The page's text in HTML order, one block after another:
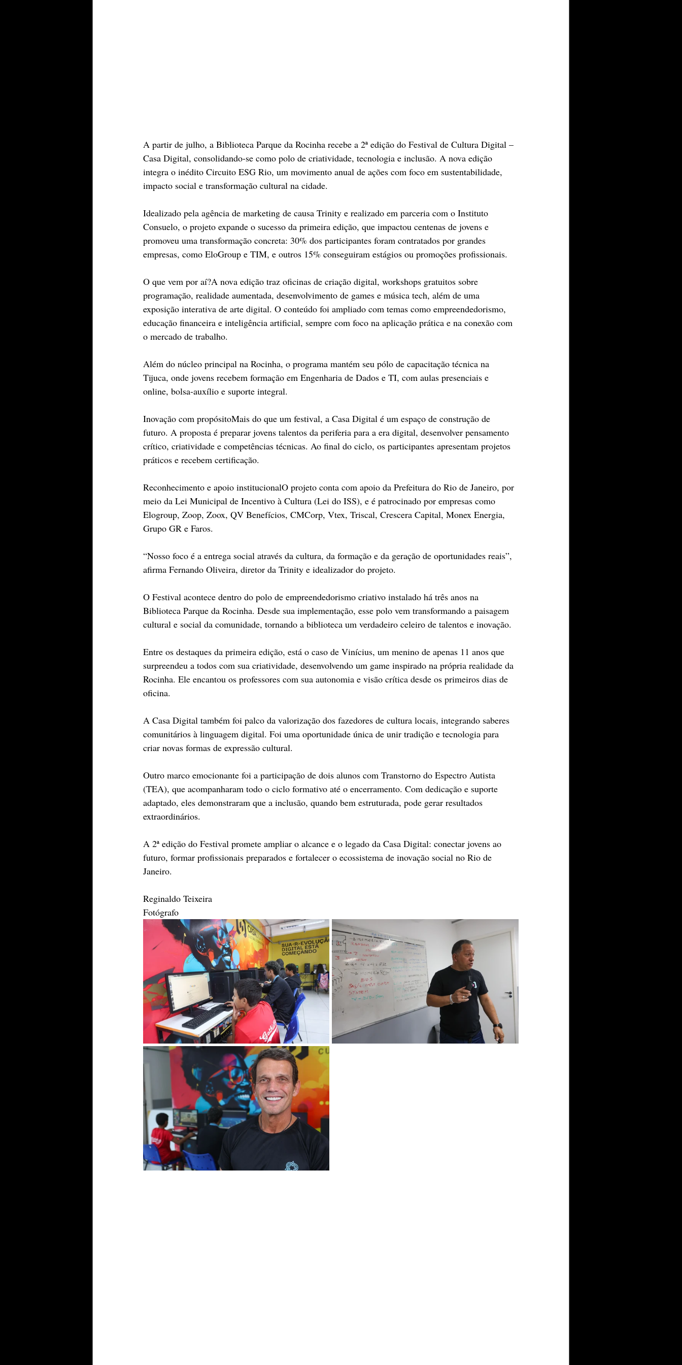
A partir de julho, a Biblioteca Parque da Rocinha recebe a 2ª edição do Festival de Cultura Digital –
Casa Digital, consolidando-se como polo de criatividade, tecnologia e inclusão. A nova edição
integra o inédito Circuito ESG Rio, um movimento anual de ações com foco em sustentabilidade,
impacto social e transformação cultural na cidade.
Idealizado pela agência de marketing de causa Trinity e realizado em parceria com o Instituto
Consuelo, o projeto expande o sucesso da primeira edição, que impactou centenas de jovens e
promoveu uma transformação concreta: 30% dos participantes foram contratados por grandes
empresas, como EloGroup e TIM, e outros 15% conseguiram estágios ou promoções profissionais.
O que vem por aí?A nova edição traz oficinas de criação digital, workshops gratuitos sobre
programação, realidade aumentada, desenvolvimento de games e música tech, além de uma
exposição interativa de arte digital. O conteúdo foi ampliado com temas como empreendedorismo,
educação financeira e inteligência artificial, sempre com foco na aplicação prática e na conexão com
o mercado de trabalho.
Além do núcleo principal na Rocinha, o programa mantém seu pólo de capacitação técnica na
Tijuca, onde jovens recebem formação em Engenharia de Dados e TI, com aulas presenciais e
online, bolsa-auxílio e suporte integral.
Inovação com propósitoMais do que um festival, a Casa Digital é um espaço de construção de
futuro. A proposta é preparar jovens talentos da periferia para a era digital, desenvolver pensamento
crítico, criatividade e competências técnicas. Ao final do ciclo, os participantes apresentam projetos
práticos e recebem certificação.
Reconhecimento e apoio institucionalO projeto conta com apoio da Prefeitura do Rio de Janeiro, por
meio da Lei Municipal de Incentivo à Cultura (Lei do ISS), e é patrocinado por empresas como
Elogroup, Zoop, Zoox, QV Benefícios, CMCorp, Vtex, Triscal, Crescera Capital, Monex Energia,
Grupo GR e Faros.
“Nosso foco é a entrega social através da cultura, da formação e da geração de oportunidades reais”,
afirma Fernando Oliveira, diretor da Trinity e idealizador do projeto.
O Festival acontece dentro do polo de empreendedorismo criativo instalado há três anos na
Biblioteca Parque da Rocinha. Desde sua implementação, esse polo vem transformando a paisagem
cultural e social da comunidade, tornando a biblioteca um verdadeiro celeiro de talentos e inovação.
Entre os destaques da primeira edição, está o caso de Vinícius, um menino de apenas 11 anos que
surpreendeu a todos com sua criatividade, desenvolvendo um game inspirado na própria realidade da
Rocinha. Ele encantou os professores com sua autonomia e visão crítica desde os primeiros dias de
oficina.
A Casa Digital também foi palco da valorização dos fazedores de cultura locais, integrando saberes
comunitários à linguagem digital. Foi uma oportunidade única de unir tradição e tecnologia para
criar novas formas de expressão cultural.
Outro marco emocionante foi a participação de dois alunos com Transtorno do Espectro Autista
(TEA), que acompanharam todo o ciclo formativo até o encerramento. Com dedicação e suporte
adaptado, eles demonstraram que a inclusão, quando bem estruturada, pode gerar resultados
extraordinários.
A 2ª edição do Festival promete ampliar o alcance e o legado da Casa Digital: conectar jovens ao
futuro, formar profissionais preparados e fortalecer o ecossistema de inovação social no Rio de
Janeiro.
Reginaldo Teixeira
Fotógrafo